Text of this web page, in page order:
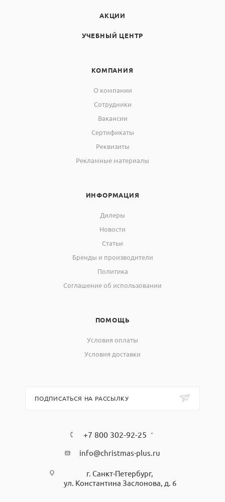
АКЦИИ
УЧЕБНЫЙ ЦЕНТР
КОМПАНИЯ
О компании
Сотрудники
Вакансии
Сертификаты
Реквизиты
Рекламные материалы
ИНФОРМАЦИЯ
Дилеры
Новости
Статьи
Бренды и производители
Политика
Соглашение об использовании
ПОМОЩЬ
Условия оплаты
Условия доставки
ПОДПИСАТЬСЯ НА РАССЫЛКУ
+7 800 302-92-25
info@christmas-plus.ru
г. Санкт-Петербург,
ул. Константина Заслонова, д. 6